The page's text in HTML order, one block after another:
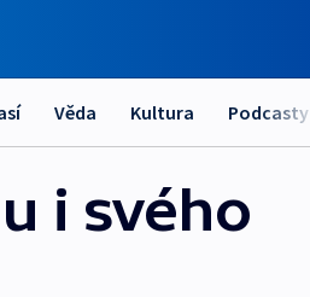
Věda Kultura Podcasty
i svého